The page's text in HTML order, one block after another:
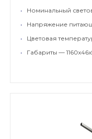
•
Номинальный
•
Напряжение
•
Цветовая
•
Габариты —